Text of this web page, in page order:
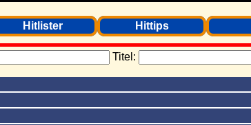
Hitlister Hittips
Titel: